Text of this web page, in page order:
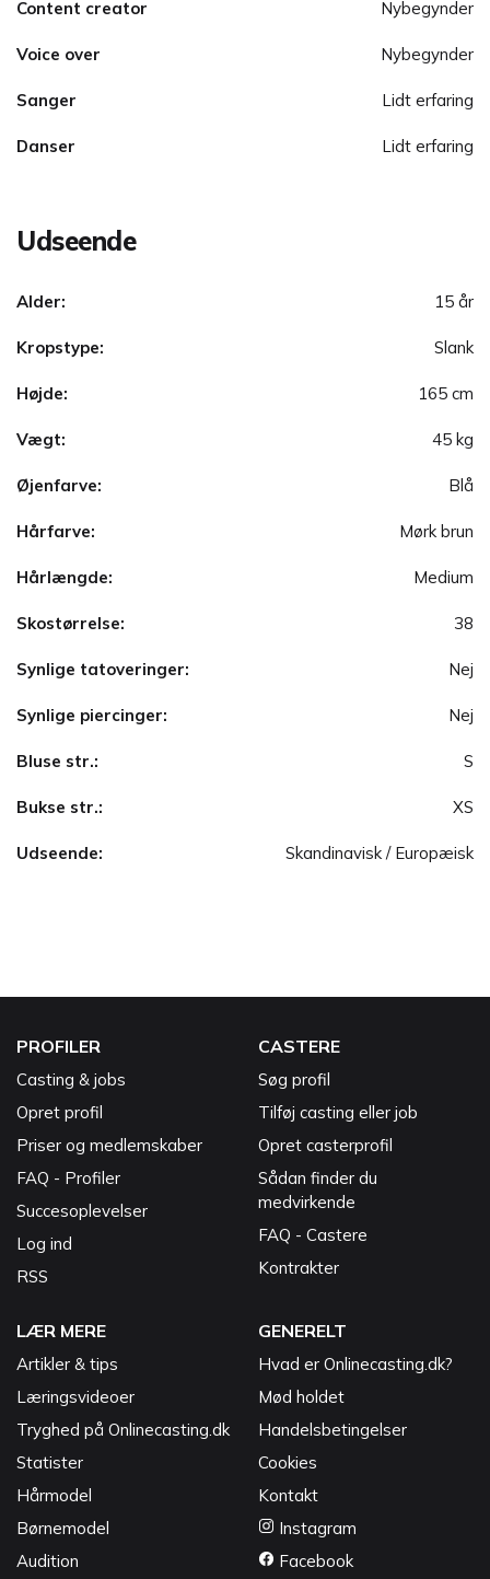
Content creator Nybegynder
Voice over Nybegynder
Sanger Lidt erfaring
Danser Lidt erfaring
Udseende
Alder: 15 år
Kropstype: Slank
Højde: 165 cm
Vægt: 45 kg
Øjenfarve: Blå
Hårfarve: Mørk brun
Hårlængde: Medium
Skostørrelse: 38
Synlige tatoveringer: Nej
Synlige piercinger: Nej
Bluse str.: S
Bukse str.: XS
Udseende: Skandinavisk / Europæisk
PROFILER
Casting & jobs
Opret profil
Priser og medlemskaber
FAQ - Profiler
Succesoplevelser
Log ind
RSS
CASTERE
Søg profil
Tilføj casting eller job
Opret casterprofil
Sådan finder du
medvirkende
FAQ - Castere
Kontrakter
LÆR MERE
Artikler & tips
Læringsvideoer
Tryghed på Onlinecasting.dk
Statister
Hårmodel
Børnemodel
Audition
GENERELT
Hvad er Onlinecasting.dk?
Mød holdet
Handelsbetingelser
Cookies
Kontakt
Instagram
Facebook